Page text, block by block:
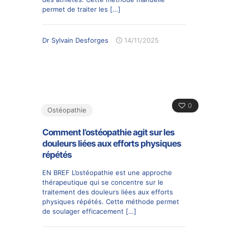
permet de traiter les […]
Dr Sylvain Desforges 14/11/2025
0
Ostéopathie
Comment l’ostéopathie agit sur les
douleurs liées aux efforts physiques
répétés
EN BREF L’ostéopathie est une approche
thérapeutique qui se concentre sur le
traitement des douleurs liées aux efforts
physiques répétés. Cette méthode permet
de soulager efficacement […]